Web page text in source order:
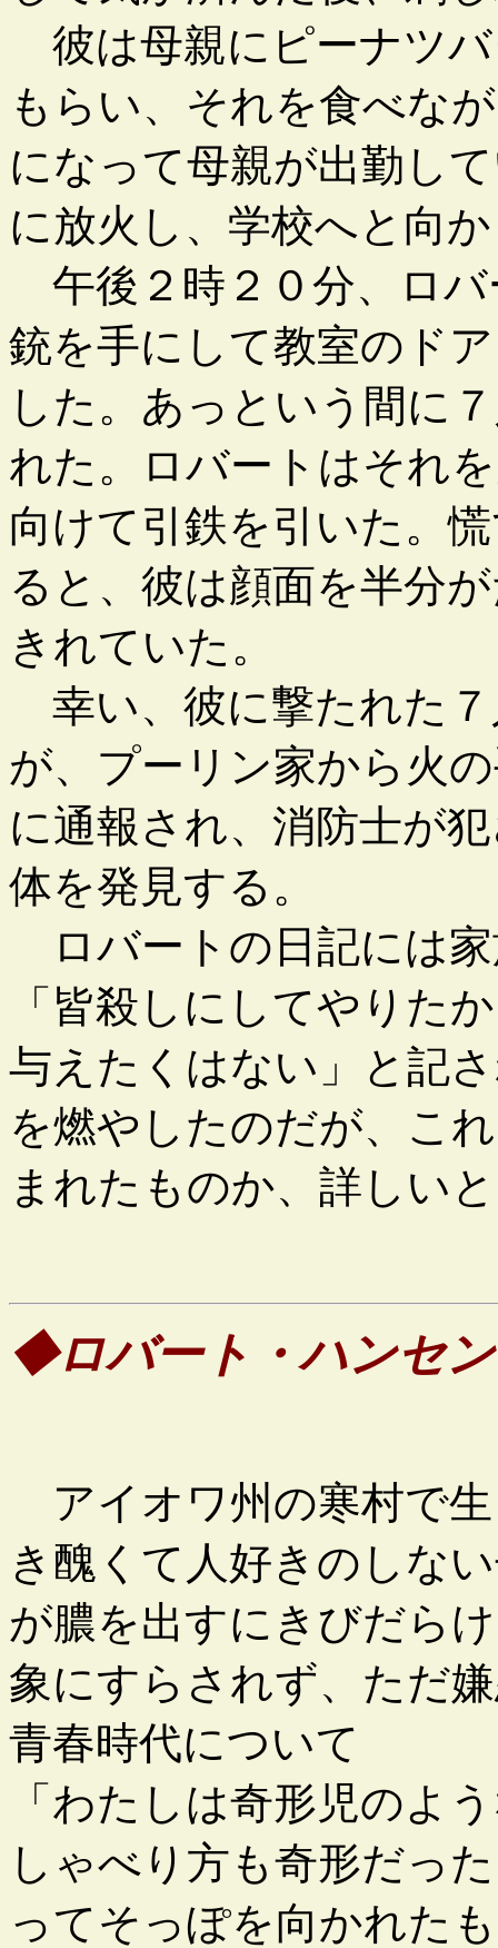
彼は母親にピーナツ
もらい、それを食べな
になって母親が出勤し
に放火し、学校へと向
午後２時２０分、ロ
銃を手にして教室のド
した。あっという間に
れた。ロバートはそれ
向けて引鉄を引いた。
ると、彼は顔面を半分
きれていた。
幸い、彼に撃たれた
が、プーリン家から火
に通報され、消防士が
体を発見する。
ロバートの日記には
「皆殺しにしてやりた
与えたくはない」と記
を燃やしたのだが、こ
まれたものか、詳しい
◆ロバート・ハンセン
アイオワ州の寒村で
き醜くて人好きのしな
が膿を出すにきびだら
象にすらされず、ただ
青春時代について
「わたしは奇形児のよ
しゃべり方も奇形だっ
ってそっぽを向かれた